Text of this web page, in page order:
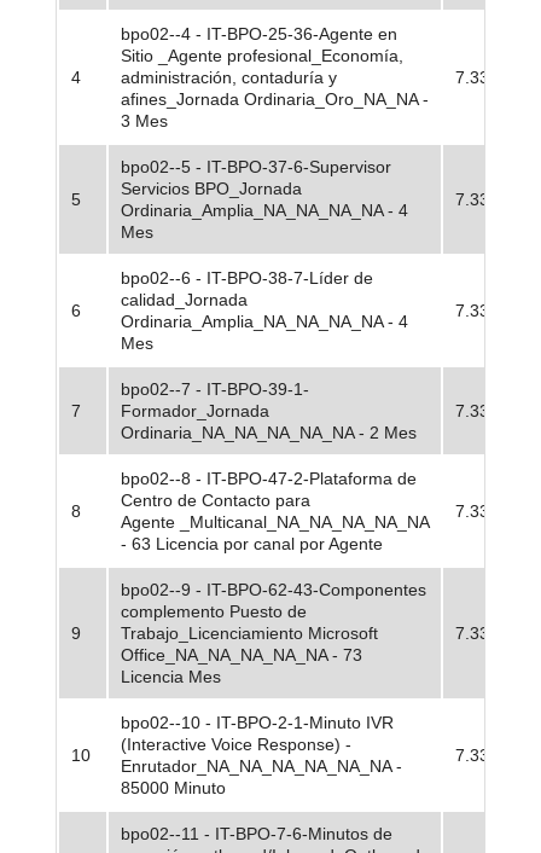
4
bpo02--4 - IT-BPO-25-36-Agente en
Sitio _Agente profesional_Economía,
administración, contaduría y
afines_Jornada Ordinaria_Oro_NA_NA -
3 Mes
7.33
5
bpo02--5 - IT-BPO-37-6-Supervisor
Servicios BPO_Jornada
Ordinaria_Amplia_NA_NA_NA_NA - 4
Mes
7.33
6
bpo02--6 - IT-BPO-38-7-Líder de
calidad_Jornada
Ordinaria_Amplia_NA_NA_NA_NA - 4
Mes
7.33
7
bpo02--7 - IT-BPO-39-1-
Formador_Jornada
Ordinaria_NA_NA_NA_NA_NA - 2 Mes
7.33
8
bpo02--8 - IT-BPO-47-2-Plataforma de
Centro de Contacto para
Agente _Multicanal_NA_NA_NA_NA_NA
- 63 Licencia por canal por Agente
7.33
9
bpo02--9 - IT-BPO-62-43-Componentes
complemento Puesto de
Trabajo_Licenciamiento Microsoft
Office_NA_NA_NA_NA_NA - 73
Licencia Mes
7.33
10
bpo02--10 - IT-BPO-2-1-Minuto IVR
(Interactive Voice Response) -
Enrutador_NA_NA_NA_NA_NA_NA -
85000 Minuto
7.33
bpo02--11 - IT-BPO-7-6-Minutos de